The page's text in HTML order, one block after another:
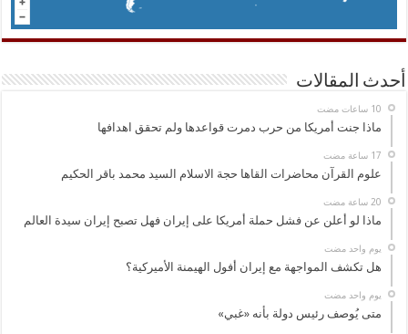
أحدث المقالات
ماذا جنت أمريكا من حرب دمرت قواعدها ولم تحقق اهدافها
علوم القرآن محاضرات القاها حجة الاسلام السيد محمد باقر الحكيم
ماذا لو أعلن عن فشل حملة أمريكا على إيران فهل تصبح إيران سيدة العالم
‏يوم واحد مضت
هل تكشف المواجهة مع إيران أفول الهيمنة الأميركية؟
‏يوم واحد مضت
متى يُوصف رئيس دولة بأنه «غبي»